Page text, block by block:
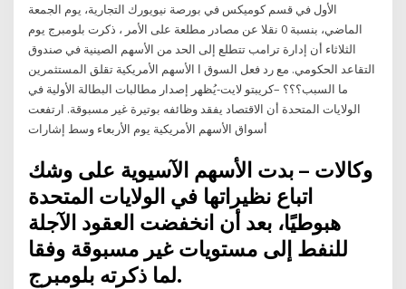
الأول في قسم كوميكس في بورصة نيويورك التجارية، يوم الجمعة
الماضي، بنسبة 0 نقلا عن مصادر مطلعة على الأمر ، ذكرت بلومبرج يوم
الثلاثاء أن إدارة ترامب تتطلع إلى الحد من الأسهم الصينية في صندوق
التقاعد الحكومي. مع رد فعل السوق ا الأسهم الأمريكية تقلق المستثمرين
ما السبب؟؟؟ –كريبتو لايت-يُظهر إصدار مطالبات البطالة الأولية في
الولايات المتحدة أن الاقتصاد يفقد وظائفه بوتيرة غير مسبوقة. ارتفعت
أسواق الأسهم الأمريكية يوم الأربعاء وسط إشارات
وكالات – بدت الأسهم الآسيوية على وشك
اتباع نظيراتها في الولايات المتحدة
هبوطيًا، بعد أن انخفضت العقود الآجلة
للنفط إلى مستويات غير مسبوقة وفقا
لما ذكرته بلومبرج.